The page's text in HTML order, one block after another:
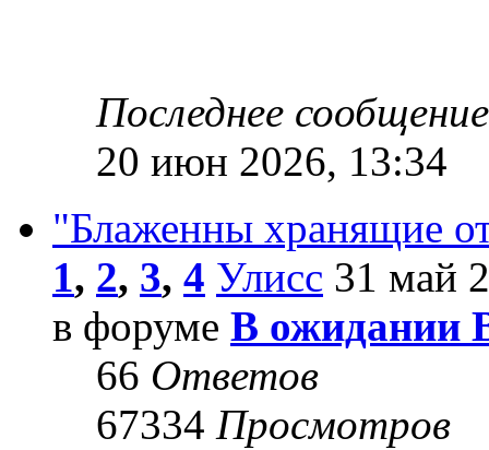
Последнее
20 июн 2026, 13:34
"Блаженны хранящие
1, 2, 3, 4 Улисс 31 май
в форуме В ожидании
66 Ответов
67334 Просмотров